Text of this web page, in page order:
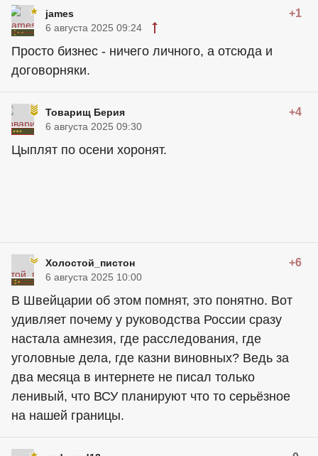
james +1
6 августа 2025 09:24
Просто бизнес - ничего личного, а отсюда и
договорняки.
Товарищ Берия +4
6 августа 2025 09:30
Цыплят по осени хоронят.
Холостой_пистон +6
6 августа 2025 10:00
В Швейцарии об этом помнят, это понятно. Вот
удивляет почему у руководства России сразу
настала амнезия, где расследования, где
уголовные дела, где казни виновных? Ведь за
два месяца в интернете не писал только
ленивый, что ВСУ планируют что то серьёзное
на нашей границы.